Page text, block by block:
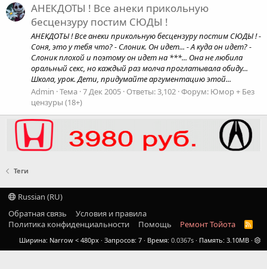
АНЕКДОТЫ ! Все анеки прикольную
бесцензуру постим СЮДЫ !
АНЕКДОТЫ ! Все анеки прикольную бесцензуру постим СЮДЫ ! -
Соня, это у тебя что? - Слоник. Он идет... - А куда он идет? -
Слоник плохой и поэтому он идет на ***... Она не любила
оральный секс, но каждый раз молча проглатывала обиду...
Школа, урок. Дети, придумайте аргументацию этой...
Admin Тема 7 Дек 2005 Ответы: 3,102 Форум: Юмор + Без
цензуры (18+)
Теги
Russian (RU)
Обратная связь
Условия и правила
Политика конфиденциальности
Помощь Ремонт Тойота
R
S
S
Ширина Запросов 7 Время 0.0367s Память 3.10MB